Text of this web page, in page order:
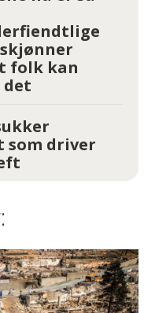
folk kan
det
som driver